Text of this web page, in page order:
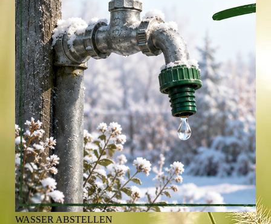
WASSER ABSTELLEN